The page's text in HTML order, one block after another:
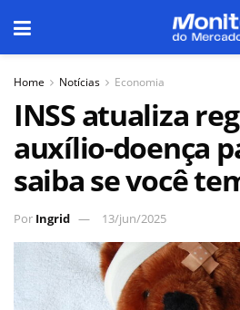
Home Notícias Economia
INSS atualiza
auxílio-doença
saiba se você
Por Ingrid 13/jun/2025